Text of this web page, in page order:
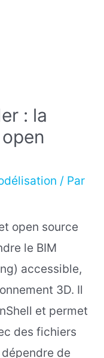
: la
/ Par
open source
le BIM
accessible,
3D. Il
et permet
des fichiers
de